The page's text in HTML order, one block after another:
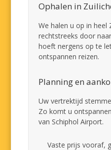
Ophalen in
We halen u op in heel
rechtstreeks door
hoeft nergens op te
ontspannen reizen.
Planning en
Uw vertrektijd
Zo komt u
van Schiphol Airport.
Vaste prijs vooraf,